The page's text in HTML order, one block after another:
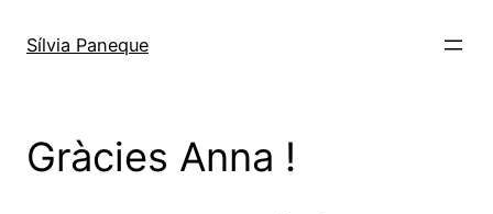
Sílvia Paneque
Gràcies Anna !